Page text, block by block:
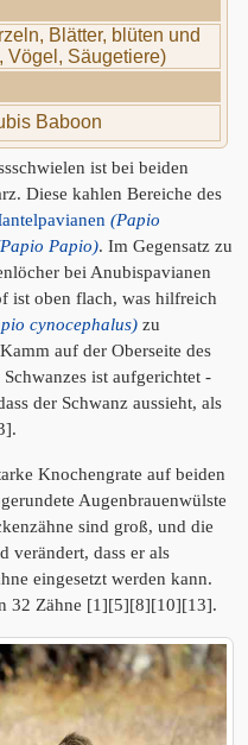
Blätter, blüten und
Vögel, Säugetiere)
Baboon
ist bei beiden
Diese kahlen Bereiche des
(Papio
Papio). Im Gegensatz zu
bei Anubispavianen
ist oben flach, was hilfreich
cynocephalus) zu
auf der Oberseite des
ist aufgerichtet -
der Schwanz aussieht, als
Knochengrate auf beiden
Augenbrauenwülste
sind groß, und die
verändert, dass er als
eingesetzt werden kann.
32 Zähne [1][5][8][10][13].